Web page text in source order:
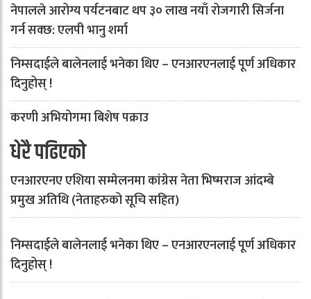
नेपालले आरोग्य पर्यटनबाट थप ३० लाख नयाँ रोजगारी सिर्जना
गर्न सक्छ: एलपी भानु शर्मा
निम्सदाईले बालेनलाई भनेका थिए – एनआरएनलाई पूर्ण अधिकार
दिनुहोस् !
करणी अभियोगमा बिशेष पक्राउ
धेरै पढिएको
एनआरएनए एशिया सम्मेलनमा कांग्रेस नेता भिष्मराज आंदम्बे
प्रमुख अतिथि (नेताहरुको सूचि सहित)
निम्सदाईले बालेनलाई भनेका थिए – एनआरएनलाई पूर्ण अधिकार
दिनुहोस् !